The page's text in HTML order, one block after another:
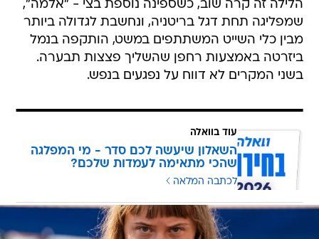
הלילה זה קרה שוב, כשספינה נוספת בצי - "אלמה",
שמפליגה תחת דגל בריטניה, ונחשבת לגדולה ביותר
מבין כלי השייט המשתתפים במשט, הותקפה בנמל
ביזרטה באמצעות רחפן שהשליך פצצות תבערה.
בשני המקרים לא דווח על נפגעים בנפש.
עוד בוואלה
השאלון שיעשה לכם סדר - מי המפלגה
שהכי מתאימה לעמדות שלכם?
לכתבה המלאה